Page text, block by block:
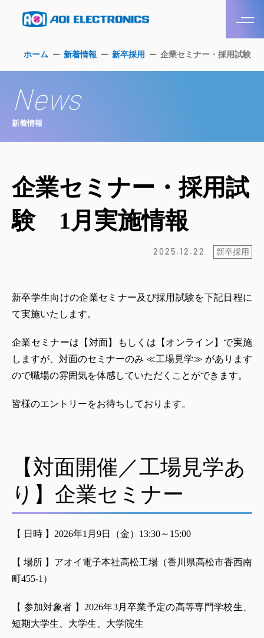
新着情報
News
ホーム 新着情報 新卒採用 企業セミナー・採用試験
企業セミナー・採用試
験 1月実施情報
2025.12.22 新卒採用
新卒学生向けの企業セミナー及び採用試験を下記日程に
て実施いたします。
企業セミナーは【対面】もしくは【オンライン】で実施
しますが、対面のセミナーのみ ≪工場見学≫ があります
ので職場の雰囲気を体感していただくことができます。
皆様のエントリーをお待ちしております。
【対面開催／工場見学あ
り】企業セミナー
【 日時 】2026年1月9日（金）13:30～15:00
【 場所 】アオイ電子本社高松工場（香川県高松市香西南
町455-1）
【 参加対象者 】2026年3月卒業予定の高等専門学校生、
短期大学生、大学生、大学院生